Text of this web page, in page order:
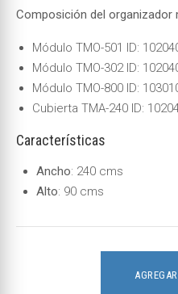
Composición del organizador
Módulo TMO-501 ID:
Módulo TMO-302 ID:
Módulo TMO-800 ID:
Cubierta TMA-240 ID:
Características
Ancho: 240 cms
Alto: 90 cms